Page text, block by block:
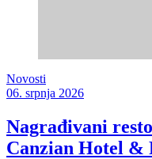
Novosti
06. srpnja 2026
Nagrađivani
Canzian Hotel &